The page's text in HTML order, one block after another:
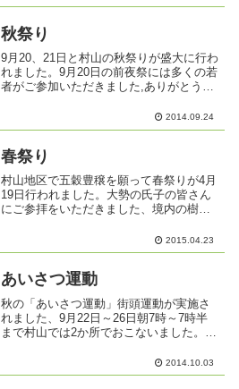
秋祭り
9月20、21日と村山の秋祭りが盛大に行わ
れました。9月20日の前夜祭には多くの若
者がご参加いただきました,ありがとうご
2014.09.24
春祭り
村山地区で五穀豊穣を願って春祭りが4月
19日行われました。大勢の氏子の皆さん
にご参拝をいただきました、境内の樹木
2015.04.23
あいさつ運動
秋の「あいさつ運動」街頭運動が実施さ
れました、9月22日～26日朝7時～7時半
まで村山では2か所でおこないました。子
供も、大人も元気にあいさつお願いしま
す。
2014.10.03